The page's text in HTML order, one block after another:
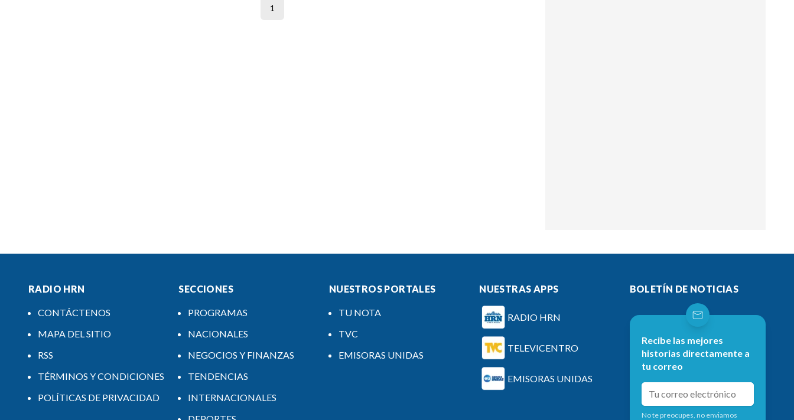
1
RADIO HRN
CONTÁCTENOS
MAPA DEL SITIO
RSS
TÉRMINOS Y CONDICIONES
POLÍTICAS DE PRIVACIDAD
SECCIONES
PROGRAMAS
NACIONALES
NEGOCIOS Y FINANZAS
TENDENCIAS
INTERNACIONALES
NUESTROS PORTALES
TU NOTA
TVC
EMISORAS UNIDAS
NUESTRAS APPS
RADIO HRN
TELEVICENTRO
EMISORAS UNIDAS
BOLETÍN DE NOTICIAS
Recibe las mejores
historias directamente a
tu correo
No te preocupes, no enviamos